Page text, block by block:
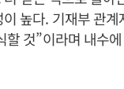
높다. 기재부 관계
것”이라며 내수